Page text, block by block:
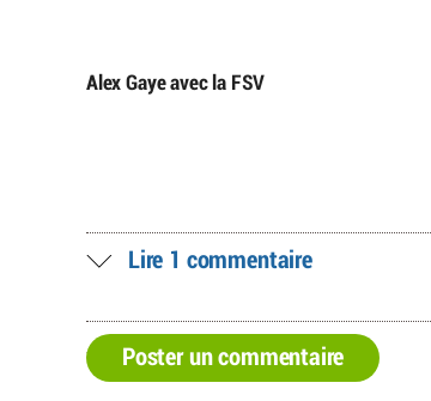
Alex Gaye avec la FSV
Lire 1 commentaire
Poster un commentaire